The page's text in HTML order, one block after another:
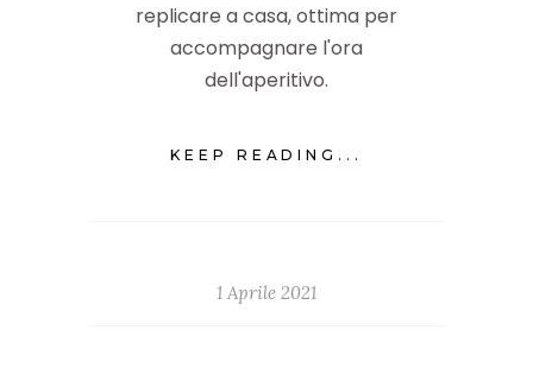
replicare a casa, ottima per
accompagnare l'ora
dell'aperitivo.
KEEP READING...
1 Aprile 2021